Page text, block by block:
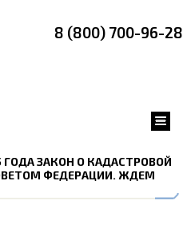
8 (800) 700-96-28
ГОДА ЗАКОН О КАДАСТРОВОЙ
ФЕДЕРАЦИИ. ЖДЕМ